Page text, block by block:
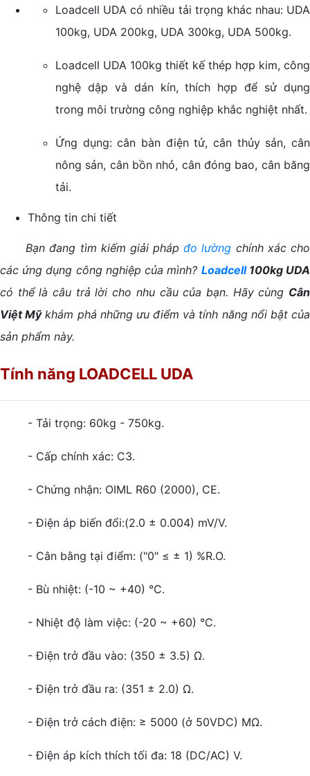
Loadcell UDA có nhiều tải trọng khác nhau: UDA
100kg, UDA 200kg, UDA 300kg, UDA 500kg.
Loadcell UDA 100kg thiết kế thép hợp kim, công
nghệ dập và dán kín, thích hợp để sử dụng
trong môi trường công nghiệp khắc nghiệt nhất.
Ứng dụng: cân bàn điện tử, cân thủy sản, cân
nông sản, cân bồn nhỏ, cân đóng bao, cân băng
tải.
Thông tin chi tiết
Bạn đang tìm kiếm giải phápđo lường chính xác cho
các ứng dụng công nghiệp của mình? Loadcell100kg UDA
có thể là câu trả lời cho nhu cầu của bạn. Hãy cùng Cân
Việt Mỹkhám phá những ưu điểm và tính năng nổi bật của
sản phẩm này.
Tính năng LOADCELL UDA
- Tải trọng: 60kg - 750kg.
- Cấp chính xác: C3.
- Chứng nhận: OIML R60 (2000), CE.
- Điện áp biến đổi:(2.0 ± 0.004) mV/V.
- Cân bằng tại điểm: ("0" ≤ ± 1) %R.O.
- Bù nhiệt: (-10 ~ +40) °C.
- Nhiệt độ làm việc: (-20 ~ +60) °C.
- Điện trở đầu vào: (350 ± 3.5) Ω.
- Điện trở đầu ra: (351 ± 2.0) Ω.
- Điện trở cách điện: ≥ 5000 (ở 50VDC) MΩ.
- Điện áp kích thích tối đa: 18 (DC/AC) V.